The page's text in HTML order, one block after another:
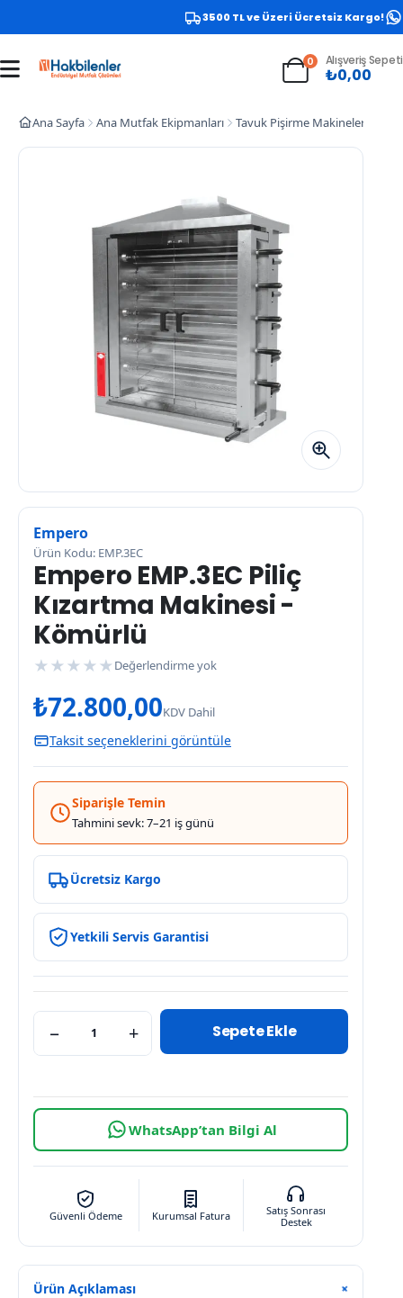
3500 TL ve Üzeri Ücretsiz Kargo!
0 Alışveriş Sepeti
₺0,00
Ana Sayfa Ana Mutfak Ekipmanları Tavuk Pişirme Makineleri
Empero
Ürün Kodu: EMP.3EC
Empero EMP.3EC Piliç
Kızartma Makinesi -
Kömürlü
★ ★ ★ ★ ★ Değerlendirme yok
₺72.800,00KDV Dahil
Taksit seçeneklerini görüntüle
Siparişle Temin
Tahmini sevk: 7–21 iş günü
Ücretsiz Kargo
Yetkili Servis Garantisi
− + Sepete Ekle
WhatsApp’tan Bilgi Al
Güvenli Ödeme Kurumsal Fatura
Satış Sonrası
Destek
Ürün Açıklaması +